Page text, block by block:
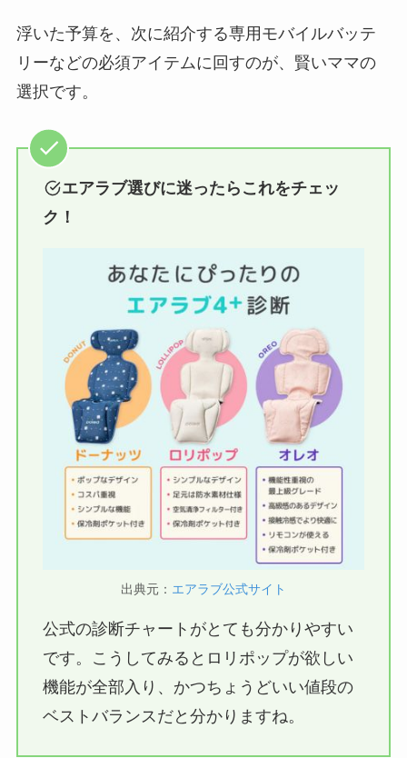
浮いた予算を、次に紹介する専用モバイルバッテ
リーなどの必須アイテムに回すのが、賢いママの
選択です。
エアラブ選びに迷ったらこれをチェッ
ク！
出典元： エアラブ公式サイト
公式の診断チャートがとても分かりやすい
です。こうしてみるとロリポップが欲しい
機能が全部入り、かつちょうどいい値段の
ベストバランスだと分かりますね。